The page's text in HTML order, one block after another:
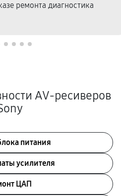
ремонта диагностика
AV-ресиверов
питания
усилителя
ЦАП